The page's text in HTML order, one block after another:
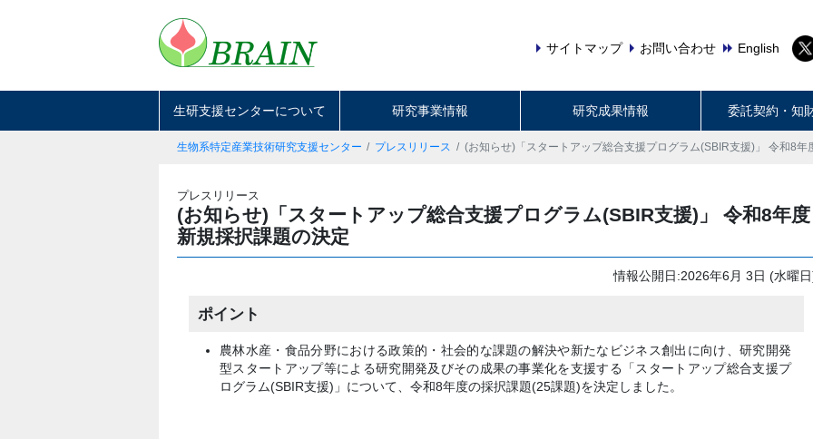
サイトマップ お問い合わせ English
生研支援センターについて 研究事業情報 研究成果情報 委託契約・知
生物系特定産業技術研究支援センター プレスリリース (お知らせ)「スタートアップ総合支援プログラム(SBIR支援)」 令和8年
プレスリリース
(お知らせ)「スタートアップ総合支援プログラム(SBIR支援)」 令和8年度
新規採択課題の決定
情報公開日:2026年6月 3日 (水曜
ポイント
農林水産・食品分野における政策的・社会的な課題の解決や新たなビジネス創出に向け、研究開発
型スタートアップ等による研究開発及びその成果の事業化を支援する「スタートアップ総合支援プ
ログラム(SBIR支援)」について、令和8年度の採択課題(25課題)を決定しました。